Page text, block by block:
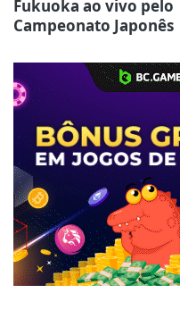
Fukuoka ao vivo pelo
Campeonato Japonês
Jogue com